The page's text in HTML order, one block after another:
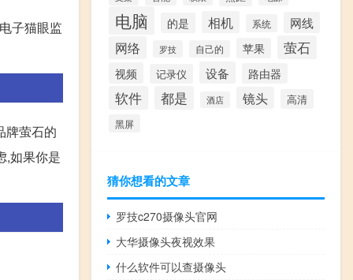
子猫眼监
牌萤石的
,如果你是
电脑 的是 相机 系统 网线
网络 罗技 自己的 苹果 萤石
视频 记录仪 设备 路由器
软件 都是 酒店 镜头 高清
黑屏
猜你想看的文章
罗技c270摄像头官网
大华摄像头夜视效果
什么软件可以查摄像头